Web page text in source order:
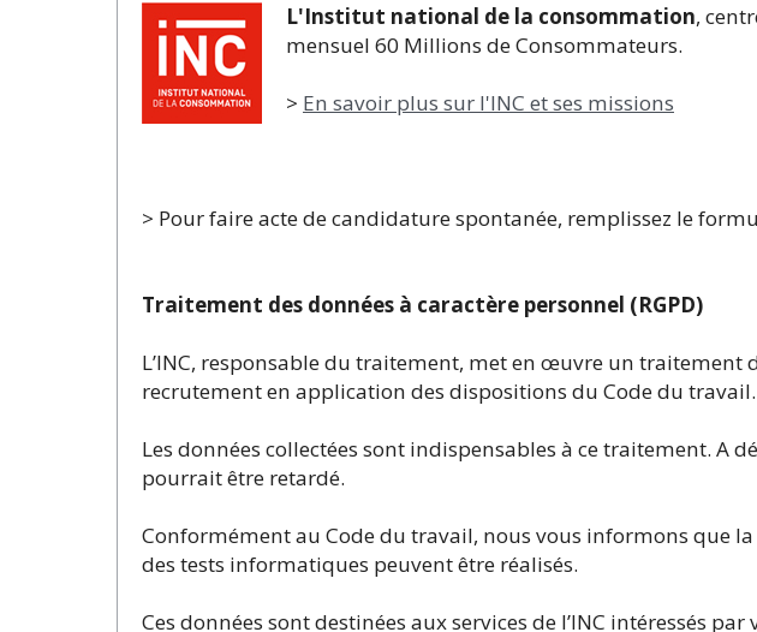
L'Institut national de la consommation,
mensuel 60 Millions de Consommateurs.
> En savoir plus sur l'INC et ses missions
> Pour faire acte de candidature spontanée, remplissez le
Traitement des données à caractère personnel (RGPD)
L’INC, responsable du traitement, met en œuvre un traitement
recrutement en application des dispositions du Code du travail.
Les données collectées sont indispensables à ce traitement.
pourrait être retardé.
Conformément au Code du travail, nous vous informons que
des tests informatiques peuvent être réalisés.
Ces données sont destinées aux services de l’INC intéressés